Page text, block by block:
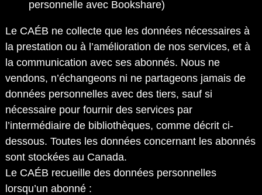
personnelle avec Bookshare)
Le CAÉB ne collecte que les données nécessaires à
la prestation ou à l’amélioration de nos services, et à
la communication avec ses abonnés. Nous ne
vendons, n’échangeons ni ne partageons jamais de
données personnelles avec des tiers, sauf si
nécessaire pour fournir des services par
l’intermédiaire de bibliothèques, comme décrit ci-
dessous. Toutes les données concernant les abonnés
sont stockées au Canada.
Le CAÉB recueille des données personnelles
lorsqu’un abonné :